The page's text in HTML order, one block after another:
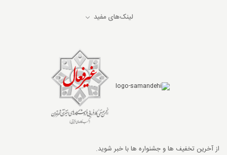
لینک‌های مفید
از آخرین تخفیف ها و جشنواره ها با خبر شوید.